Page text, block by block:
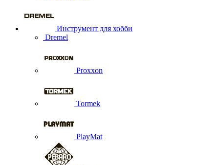
Инструмент для хобби
Dremel
Proxxon
Tormek
PlayMat